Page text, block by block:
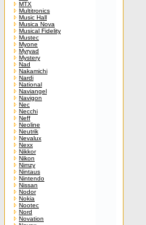
MTX
Multitronics
Music Hall
Musica Nova
Musical Fidelity
Mustec
Myone
Myryad
Mystery
Nad
Nakamichi
Nardi
National
Naviangel
Navigon
Nec
Necchi
Neff
Neoline
Neutrik
Nevalux
Nexx
Nikkor
Nikon
Nimzy
Nintaus
Nintendo
Nissan
Nodor
Nokia
Nootec
Nord
Novation